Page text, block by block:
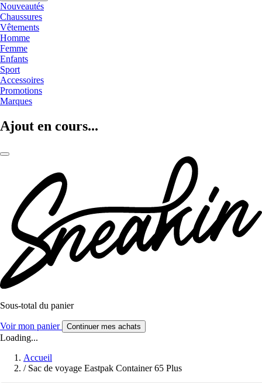
Nouveautés
Chaussures
Vêtements
Homme
Femme
Enfants
Sport
Accessoires
Promotions
Marques
Ajout en cours...
Sous-total du panier
Voir mon panier Continuer mes achats
Loading...
Accueil
/ Sac de voyage Eastpak Container 65 Plus